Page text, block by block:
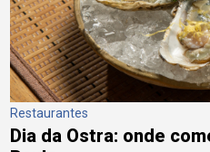
Restaurantes
Dia da Ostra: onde